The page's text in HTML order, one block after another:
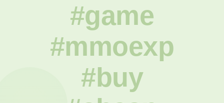
#game
#mmoexp
#buy